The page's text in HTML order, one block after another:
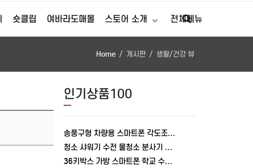
숏클립 여바라도매몰 스토어 소개 전체메뉴
Home 게시판 생활/건강 뷰
인기상품100
송풍구형 차량용 스마트폰 각도조절 충전거치대 폴드거치대 여바라
청소 샤워기 수전 물청소 분사기 베란다 미니건 욕실 변기 세트 여바라
36키박스 가방 스마트폰 학교 수거함 보관함 케이스 휴대폰 학원 여바라